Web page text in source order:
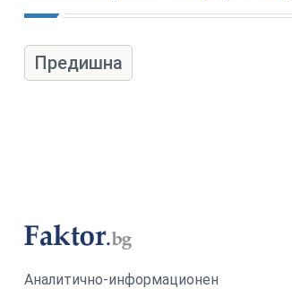
Предишна
Аналитично-информационен